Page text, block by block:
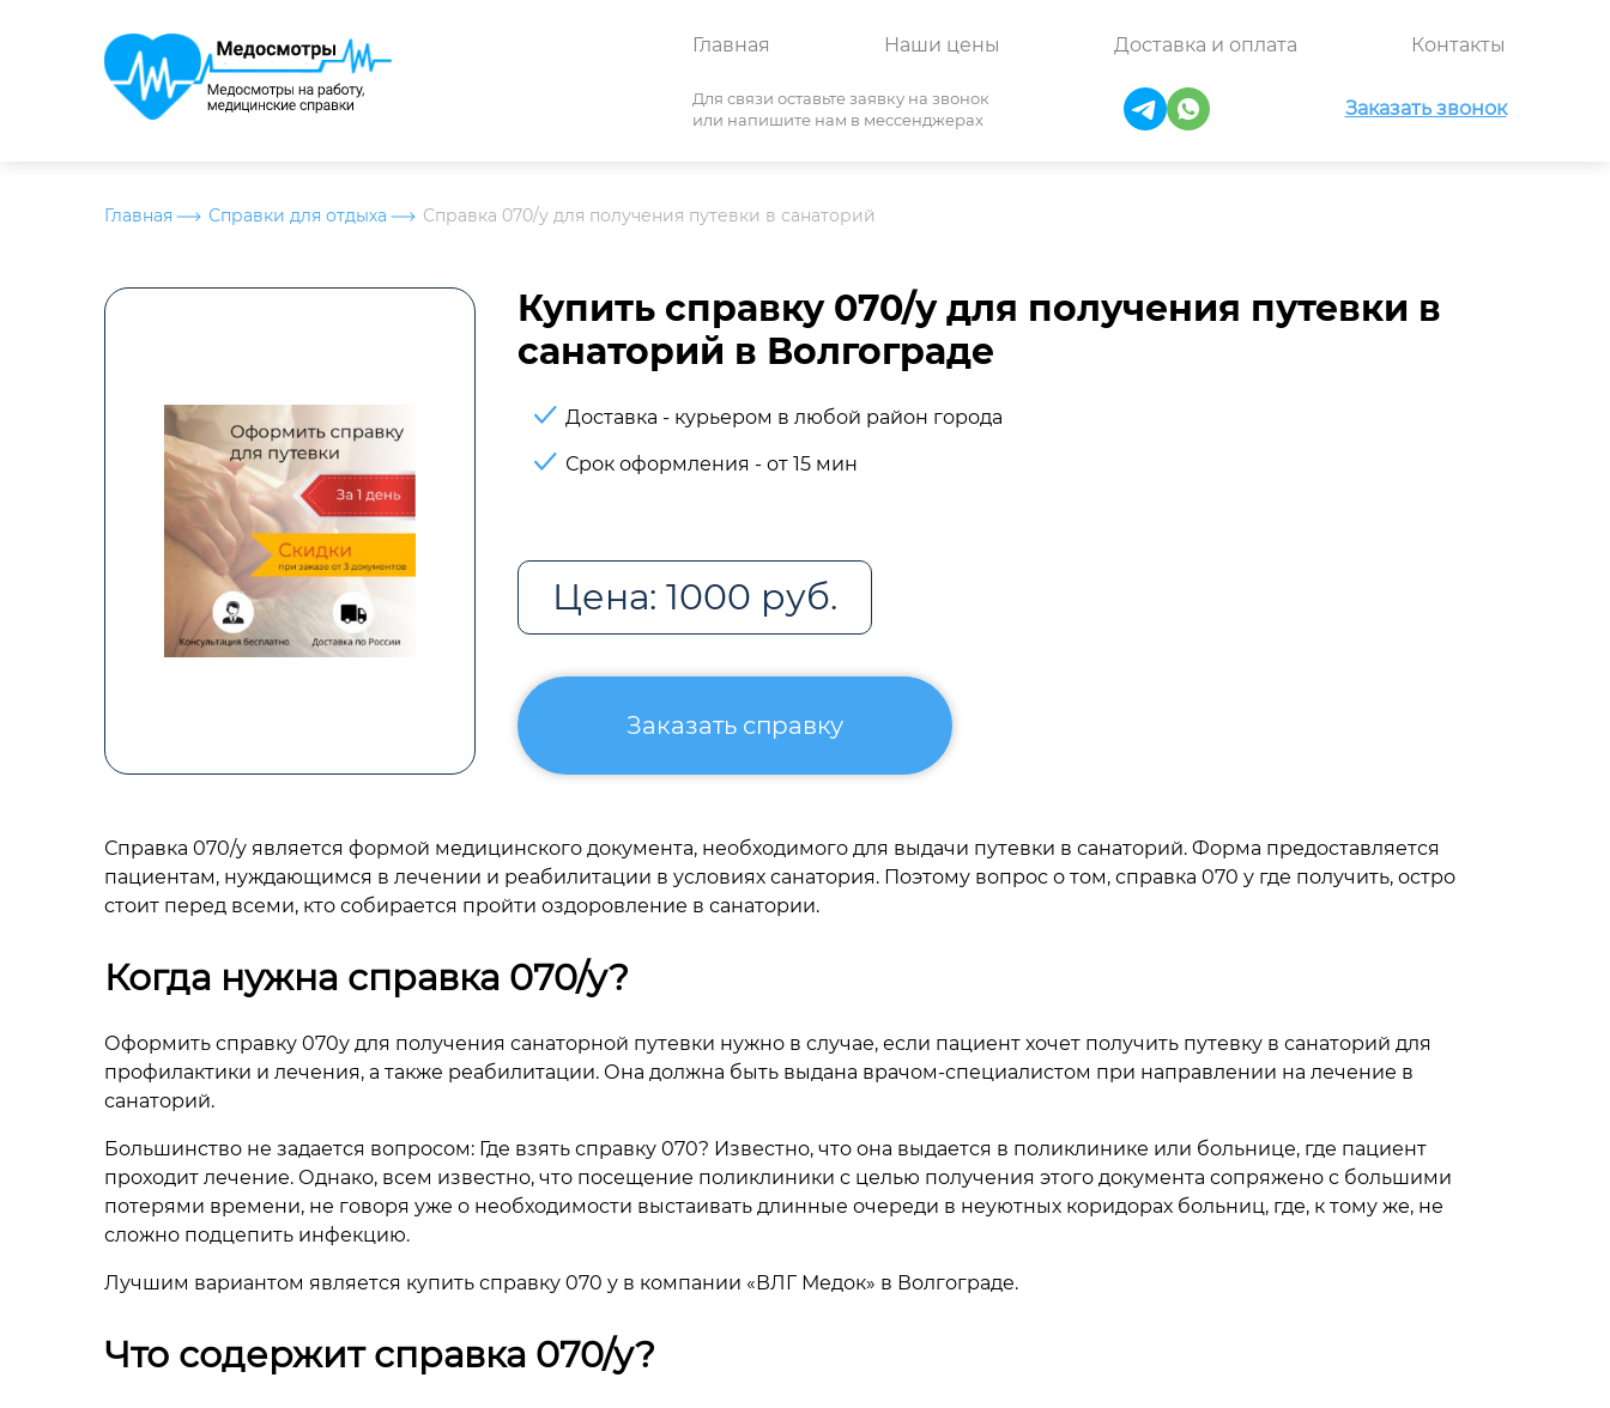
Главная Наши цены Доставка и оплата Контакты
Для связи оставьте заявку на звонок
или напишите нам в мессенджерах
Заказать звонок
Главная Справки для отдыха Справка 070/у для получения путевки в санаторий
Купить справку 070/у для получения путевки в
санаторий в Волгограде
Доставка - курьером в любой район города
Срок оформления - от 15 мин
Цена: 1000 руб.
Заказать справку
Справка 070/у является формой медицинского документа, необходимого для выдачи путевки в санаторий. Форма предоставляется
пациентам, нуждающимся в лечении и реабилитации в условиях санатория. Поэтому вопрос о том, справка 070 у где получить, остро
стоит перед всеми, кто собирается пройти оздоровление в санатории.
Когда нужна справка 070/у?
Оформить справку 070у для получения санаторной путевки нужно в случае, если пациент хочет получить путевку в санаторий для
профилактики и лечения, а также реабилитации. Она должна быть выдана врачом-специалистом при направлении на лечение в
санаторий.
Большинство не задается вопросом: Где взять справку 070? Известно, что она выдается в поликлинике или больнице, где пациент
проходит лечение. Однако, всем известно, что посещение поликлиники с целью получения этого документа сопряжено с большими
потерями времени, не говоря уже о необходимости выстаивать длинные очереди в неуютных коридорах больниц, где, к тому же, не
сложно подцепить инфекцию.
Лучшим вариантом является купить справку 070 у в компании «ВЛГ Медок» в Волгограде.
Что содержит справка 070/у?